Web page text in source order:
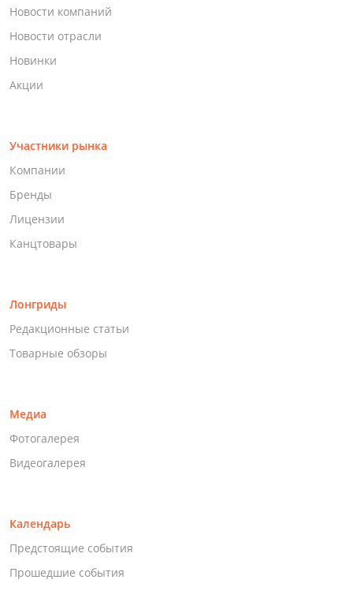
Новости компаний
Новости отрасли
Новинки
Акции
Участники рынка
Компании
Бренды
Лицензии
Канцтовары
Лонгриды
Редакционные статьи
Товарные обзоры
Медиа
Фотогалерея
Видеогалерея
Календарь
Предстоящие события
Прошедшие события